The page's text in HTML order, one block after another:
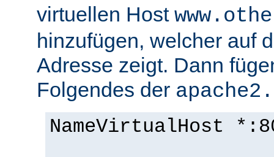
virtuellen Host
hinzufügen, welcher auf
Adresse zeigt. Dann
Folgendes der
NameVirtualHost